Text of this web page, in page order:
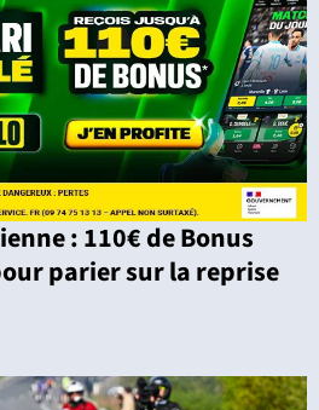
: 110€ de Bonus
parier sur la reprise